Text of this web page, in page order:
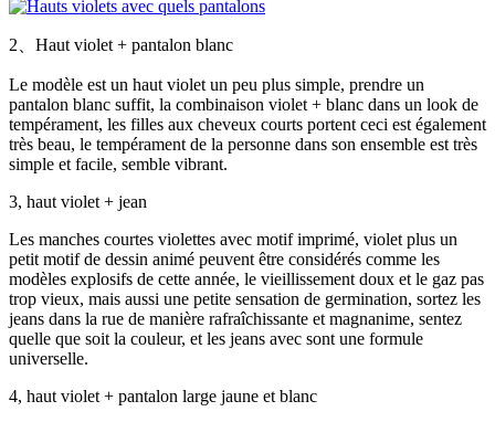
2、Haut violet + pantalon blanc
Le modèle est un haut violet un peu plus simple, prendre un
pantalon blanc suffit, la combinaison violet + blanc dans un look de
tempérament, les filles aux cheveux courts portent ceci est également
très beau, le tempérament de la personne dans son ensemble est très
simple et facile, semble vibrant.
3, haut violet + jean
Les manches courtes violettes avec motif imprimé, violet plus un
petit motif de dessin animé peuvent être considérés comme les
modèles explosifs de cette année, le vieillissement doux et le gaz pas
trop vieux, mais aussi une petite sensation de germination, sortez les
jeans dans la rue de manière rafraîchissante et magnanime, sentez
quelle que soit la couleur, et les jeans avec sont une formule
universelle.
4, haut violet + pantalon large jaune et blanc